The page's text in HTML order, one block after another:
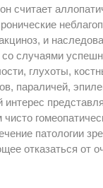
считает
и
случаями
глухоты,
параличей,
патологии
отказаться от